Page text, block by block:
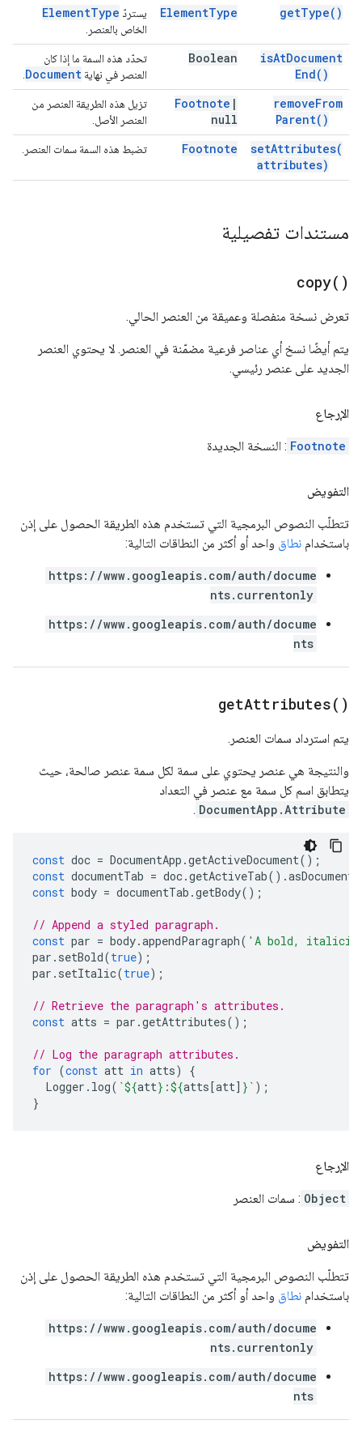
getType( )
ElementType يستردّ ElementType
الخاص بالعنصر.
isAtDocument
End( )
Boolean
تحدّد هذه السمة ما إذا كان
العنصر في نهاية Document
removeFrom
Parent( )
Footnote |
null
تزيل هذه الطريقة العنصر من
العنصر الأصل.
setAttributes(
attributes)
Footnote تضبط هذه السمة سمات العنصر.
مستندات تفصيلية
copy( )
تعرض نسخة منفصلة وعميقة من العنصر الحالي.
يتم أيضًا نسخ أي عناصر فرعية مضمّنة في العنصر. لا يحتوي العنصر
الجديد على عنصر رئيسي.
الإرجاع
Footnote : النسخة الجديدة
التفويض
تتطلّب النصوص البرمجية التي تستخدم هذه الطريقة الحصول على إذن
باستخدام نطاق واحد أو أكثر من النطاقات التالية:
https://www.googleapis.com/auth/docume
nts.currentonly
https://www.googleapis.com/auth/docume
nts
getAttributes( )
يتم استرداد سمات العنصر.
والنتيجة هي عنصر يحتوي على سمة لكل سمة عنصر صالحة، حيث
يتطابق اسم كل سمة مع عنصر في التعداد
DocumentApp.Attribute
.
const doc = DocumentApp .getActiveDocument();
const documentTab = doc.getActiveTab().
const body = documentTab .getBody();
// Append a styled paragraph.
const par = body.appendParagraph( 'A bold,
par . setBold(true);
par . setItalic(true);
// Retrieve the paragraph's attributes.
const atts = par .getAttributes();
// Log the paragraph attributes.
for (const att in atts)
{
Logger . log( `${att} :${atts[att] } ` );
}
الإرجاع
Object : سمات العنصر
التفويض
تتطلّب النصوص البرمجية التي تستخدم هذه الطريقة الحصول على إذن
باستخدام نطاق واحد أو أكثر من النطاقات التالية:
https://www.googleapis.com/auth/docume
nts.currentonly
https://www.googleapis.com/auth/docume
nts